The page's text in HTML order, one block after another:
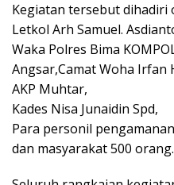
Kegiatan tersebut dihadiri
Letkol Arh Samuel.
Waka Polres Bima
Angsar,Camat Woha Irfan
AKP Muhtar,
Kades Nisa Junaidin Spd,
Para personil
dan masyarakat 500 orang.